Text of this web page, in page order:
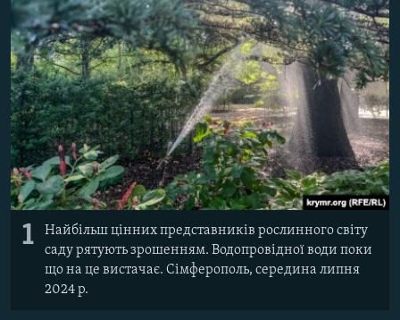
ВІДЕОУРОКИ «ELIFBE»
СВІДЧЕННЯ ОКУПАЦІЇ
УКРАЇНСЬКА ПРОБЛЕМА КРИМУ
ІНФОГРАФІКА
Русский
Qırımtatar
ДОЛУЧАЙСЯ!
Усі сайти RFE/RL
1
Найбільш цінних представників рослинного світу
саду рятують зрошенням. Водопровідної води поки
що на це вистачає. Сімферополь, середина липня
2024 р.